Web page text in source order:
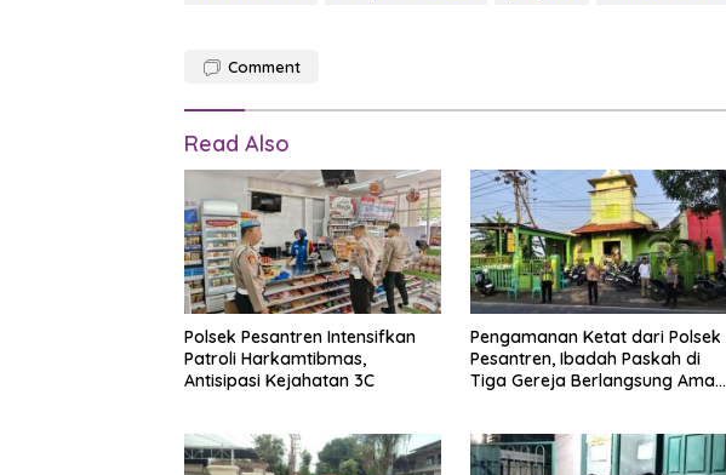
Comment
Read Also
Polsek Pesantren Intensifkan
Patroli Harkamtibmas,
Antisipasi Kejahatan 3C
Pengamanan Ketat dari Polsek
Pesantren, Ibadah Paskah di
Tiga Gereja Berlangsung Aman